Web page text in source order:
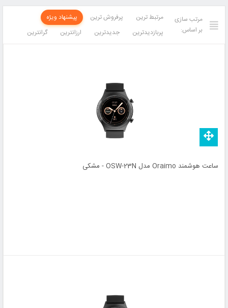
مرتب سازی
بر اساس:
مرتبط ترین پرفروش ترین
پیشنهاد ویژه
پربازدیدترین
جدیدترین ارزانترین گرانترین
ساعت هوشمند Oraimo مدل OSW-23N - مشکی